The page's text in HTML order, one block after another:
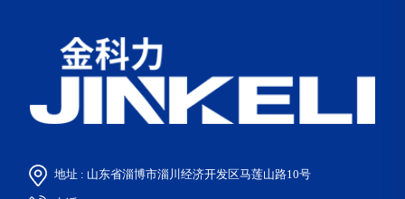
地址 : 山东省淄博市淄川经济开发区马莲山路10号